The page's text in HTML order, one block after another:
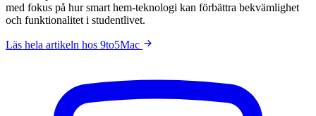
med fokus på hur smart hem-teknologi kan förbättra bekvämlighet
och funktionalitet i studentlivet.
Läs hela artikeln hos 9to5Mac